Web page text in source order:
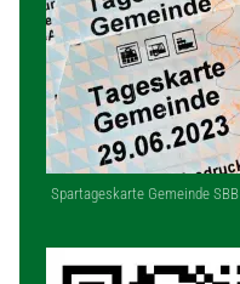
Spartageskarte Gemeinde SBB